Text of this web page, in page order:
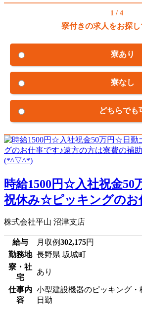
1 / 4
寮付きの求人をお探し
寮あり
寮なし
どちらでも
時給1500円☆入社祝金50
祝休み☆ピッキングのお
株式会社平山 沼津支店
給与 月収例302,175円
勤務地 長野県 坂城町
寮・社
宅
あり
仕事内
容
小型建設機器のピッキング・
日勤